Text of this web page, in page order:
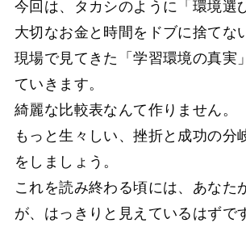
今回は、タカシのように「環境選
大切なお金と時間をドブに捨てな
現場で見てきた「学習環境の真実
ていきます。
綺麗な比較表なんて作りません。
もっと生々しい、挫折と成功の分
をしましょう。
これを読み終わる頃には、あなた
が、はっきりと見えているはずで